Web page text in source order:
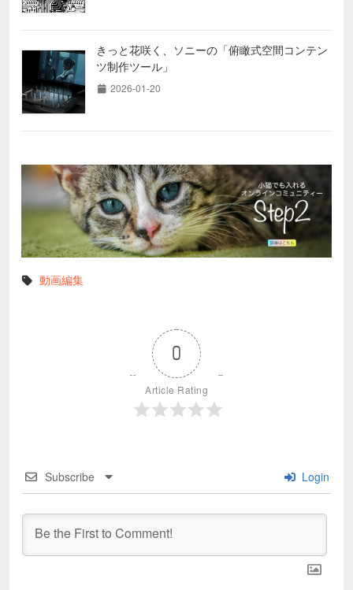
きっと花咲く、ソニーの「俯瞰式空間コンテン
ツ制作ツール」
2026-01-20
動画編集
0
Article Rating
Subscribe Login